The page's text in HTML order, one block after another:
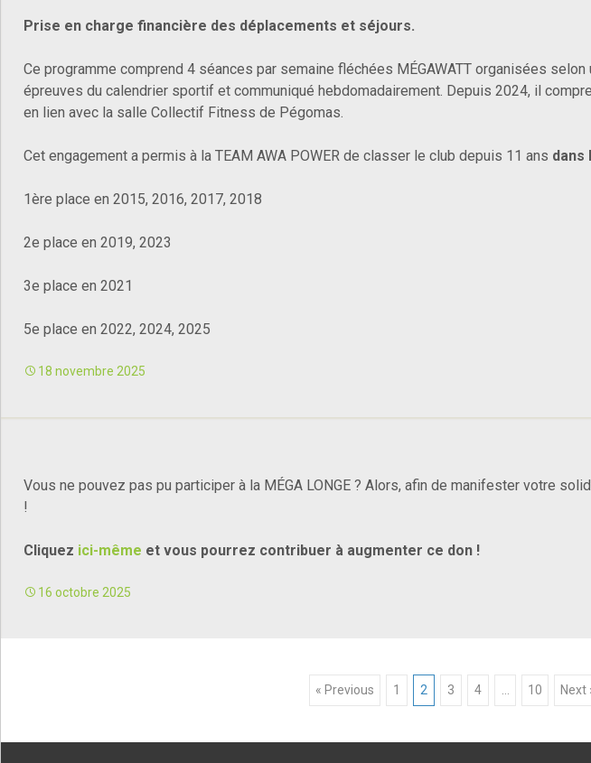
Prise en charge financière des déplacements et séjours.
Ce programme comprend 4 séances par semaine fléchées MÉGAWATT organisées
épreuves du calendrier sportif et communiqué hebdomadairement. Depuis 2024, il
en lien avec la salle Collectif Fitness de Pégomas.
Cet engagement a permis à la TEAM AWA POWER de classer le club depuis 11 ans dans
1ère place en 2015, 2016, 2017, 2018
2e place en 2019, 2023
3e place en 2021
5e place en 2022, 2024, 2025
18 novembre 2025
Vous ne pouvez pas pu participer à la MÉGA LONGE ? Alors, afin de manifester votre
!
Cliquez ici-même et vous pourrez contribuer à augmenter ce don !
16 octobre 2025
« Previous 1 2 3 4 10 Next